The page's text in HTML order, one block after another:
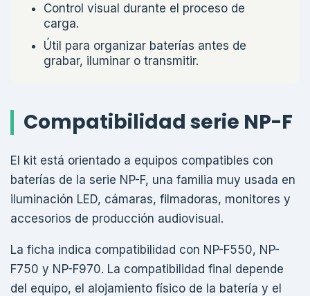
Control visual durante el proceso de
carga.
Útil para organizar baterías antes de
grabar, iluminar o transmitir.
Compatibilidad serie NP-F
El kit está orientado a equipos compatibles con
baterías de la serie NP-F, una familia muy usada en
iluminación LED, cámaras, filmadoras, monitores y
accesorios de producción audiovisual.
La ficha indica compatibilidad con NP-F550, NP-
F750 y NP-F970. La compatibilidad final depende
del equipo, el alojamiento físico de la batería y el